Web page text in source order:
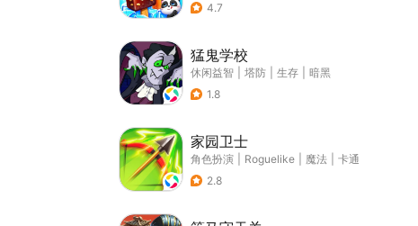
4.7
猛鬼学校
休闲益智 塔防 生存
暗黑
1.8
家园卫士
角色扮演 Roguelike 魔法
卡通
2.8